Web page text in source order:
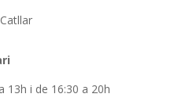
13h i de 16:30 a 20h